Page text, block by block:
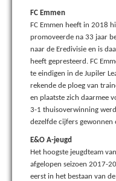
FC Emmen
FC Emmen heeft in 2018
promoveerde na 33 jaar
naar de Eredivisie en is
heeft gepresteerd. FC
te eindigen in de Jupiler
rekende de ploeg van
en plaatste zich daarmee
3-1 thuisoverwinning
dezelfde cijfers gewonnen
E&O A-jeugd
Het hoogste jeugdteam
afgelopen seizoen 2017-
eerst in het bestaan van